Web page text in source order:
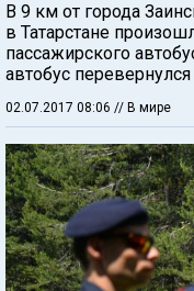
В 9 км от города
в Татарстане
пассажирского
автобус перевернулся
02.07.2017 08:06 // В мире